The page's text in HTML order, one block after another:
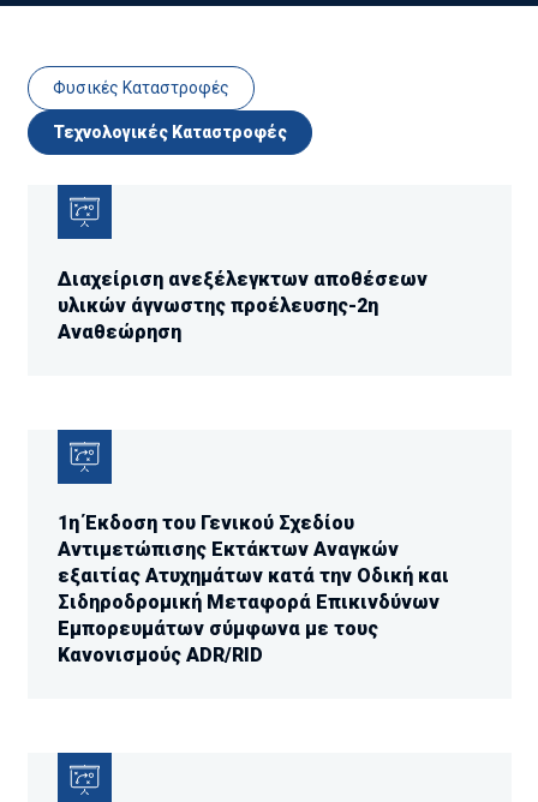
Φυσικές Καταστροφές
Τεχνολογικές Καταστροφές
Διαχείριση ανεξέλεγκτων αποθέσεων
υλικών άγνωστης προέλευσης-2η
Αναθεώρηση
1η Έκδοση του Γενικού Σχεδίου
Αντιμετώπισης Εκτάκτων Αναγκών
εξαιτίας Ατυχημάτων κατά την Οδική και
Σιδηροδρομική Μεταφορά Επικινδύνων
Εμπορευμάτων σύμφωνα με τους
Κανονισμούς ADR/RID